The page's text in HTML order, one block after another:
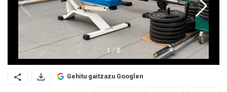
Gehitu gaitzazu Googlen